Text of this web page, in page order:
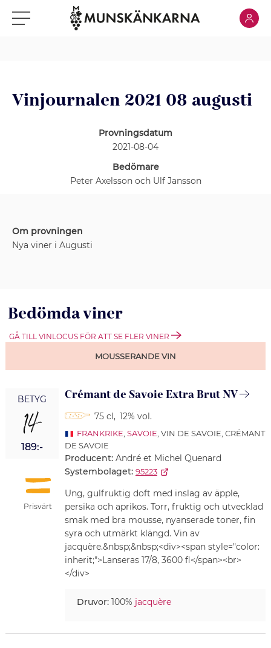
Klicka för meny Klicka
Vinjournalen 2021 08 augusti
Provningsdatum
2021-08-04
Bedömare
Peter Axelsson och Ulf Jansson
Om provningen
Nya viner i Augusti
Bedömda viner
GÅ TILL VINLOCUS FÖR ATT SE FLER VINER
MOUSSERANDE VIN
BETYG
14
189:-
Prisvärt
Crémant de Savoie Extra Brut NV
75 cl, 12% vol.
FRANKRIKE SAVOIE , VIN DE SAVOIE, CRÉMANT
DE SAVOIE
Producent: André et Michel Quenard
Systembolaget: 95223
Ung, gulfruktig doft med inslag av äpple,
persika och aprikos. Torr, fruktig och utvecklad
smak med bra mousse, nyanserade toner, fin
syra och utmärkt klängd. Vin av
jacquère.&nbsp;&nbsp;<div><span style="color:
inherit;">Lanseras 17/8, 3600 fl</span><br>
</div>
Druvor:100% jacquère